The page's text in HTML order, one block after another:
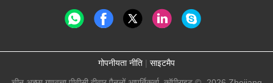
गोपनीयता नीति | साइटमैप